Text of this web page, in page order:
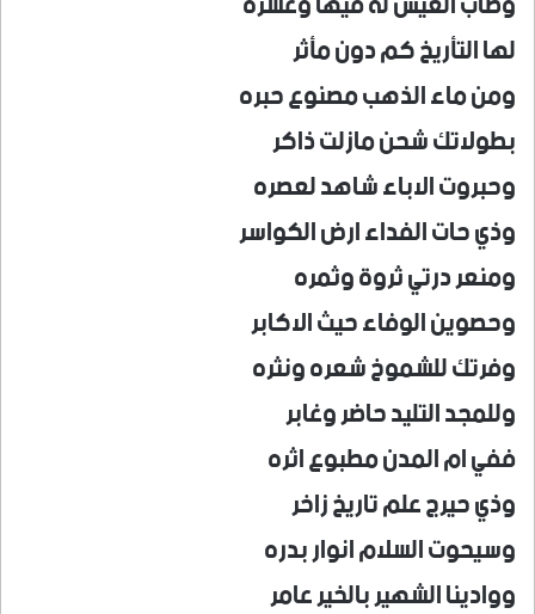
لها التأريخ كم دون مأثر
ومن ماء الذهب مصنوع حبره
بطولاتك شحن مازلت ذاكر
وحبروت الاباء شاهد لعصره
وذي حات الفداء ارض الكواسر
ومنعر درتي ثروة وثمره
وحصوين الوفاء حيث الاكابر
وفرتك للشموخ شعره ونثره
وللمجد التليد حاضر وغابر
ففي ام المدن مطبوع اثره
وذي حيرج علم تاريخ زاخر
وسيحوت السلام انوار بدره
ووادينا الشهير بالخير عامر